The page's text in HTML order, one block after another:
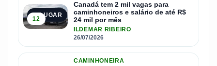
3º LUGAR
12
Canadá tem 2 mil vagas para
caminhoneiros e salário de até R$
24 mil por mês
ILDEMAR RIBEIRO
26/07/2026
CAMINHONEIRA